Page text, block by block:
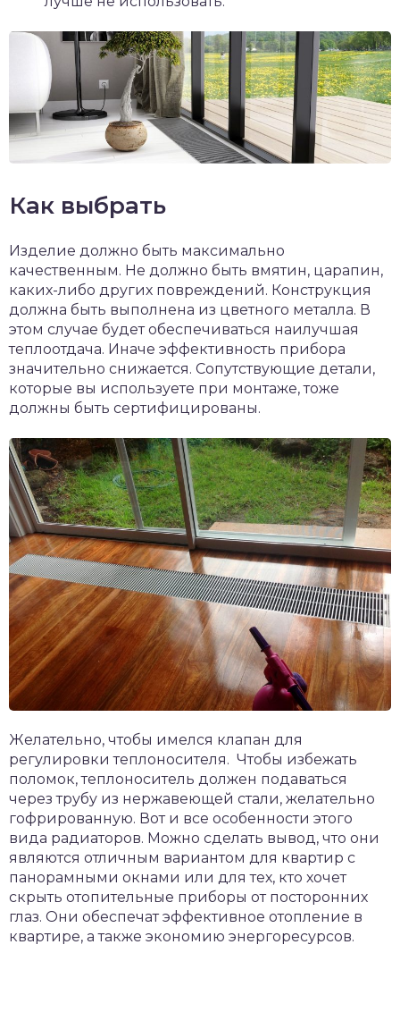
Как выбрать
Изделие должно быть максимально
качественным. Не должно быть вмятин, царапин,
каких-либо других повреждений. Конструкция
должна быть выполнена из цветного металла. В
этом случае будет обеспечиваться наилучшая
теплоотдача. Иначе эффективность прибора
значительно снижается. Сопутствующие детали,
которые вы используете при монтаже, тоже
должны быть сертифицированы.
Желательно, чтобы имелся клапан для
регулировки теплоносителя. Чтобы избежать
поломок, теплоноситель должен подаваться
через трубу из нержавеющей стали, желательно
гофрированную. Вот и все особенности этого
вида радиаторов. Можно сделать вывод, что они
являются отличным вариантом для квартир с
панорамными окнами или для тех, кто хочет
скрыть отопительные приборы от посторонних
глаз. Они обеспечат эффективное отопление в
квартире, а также экономию энергоресурсов.